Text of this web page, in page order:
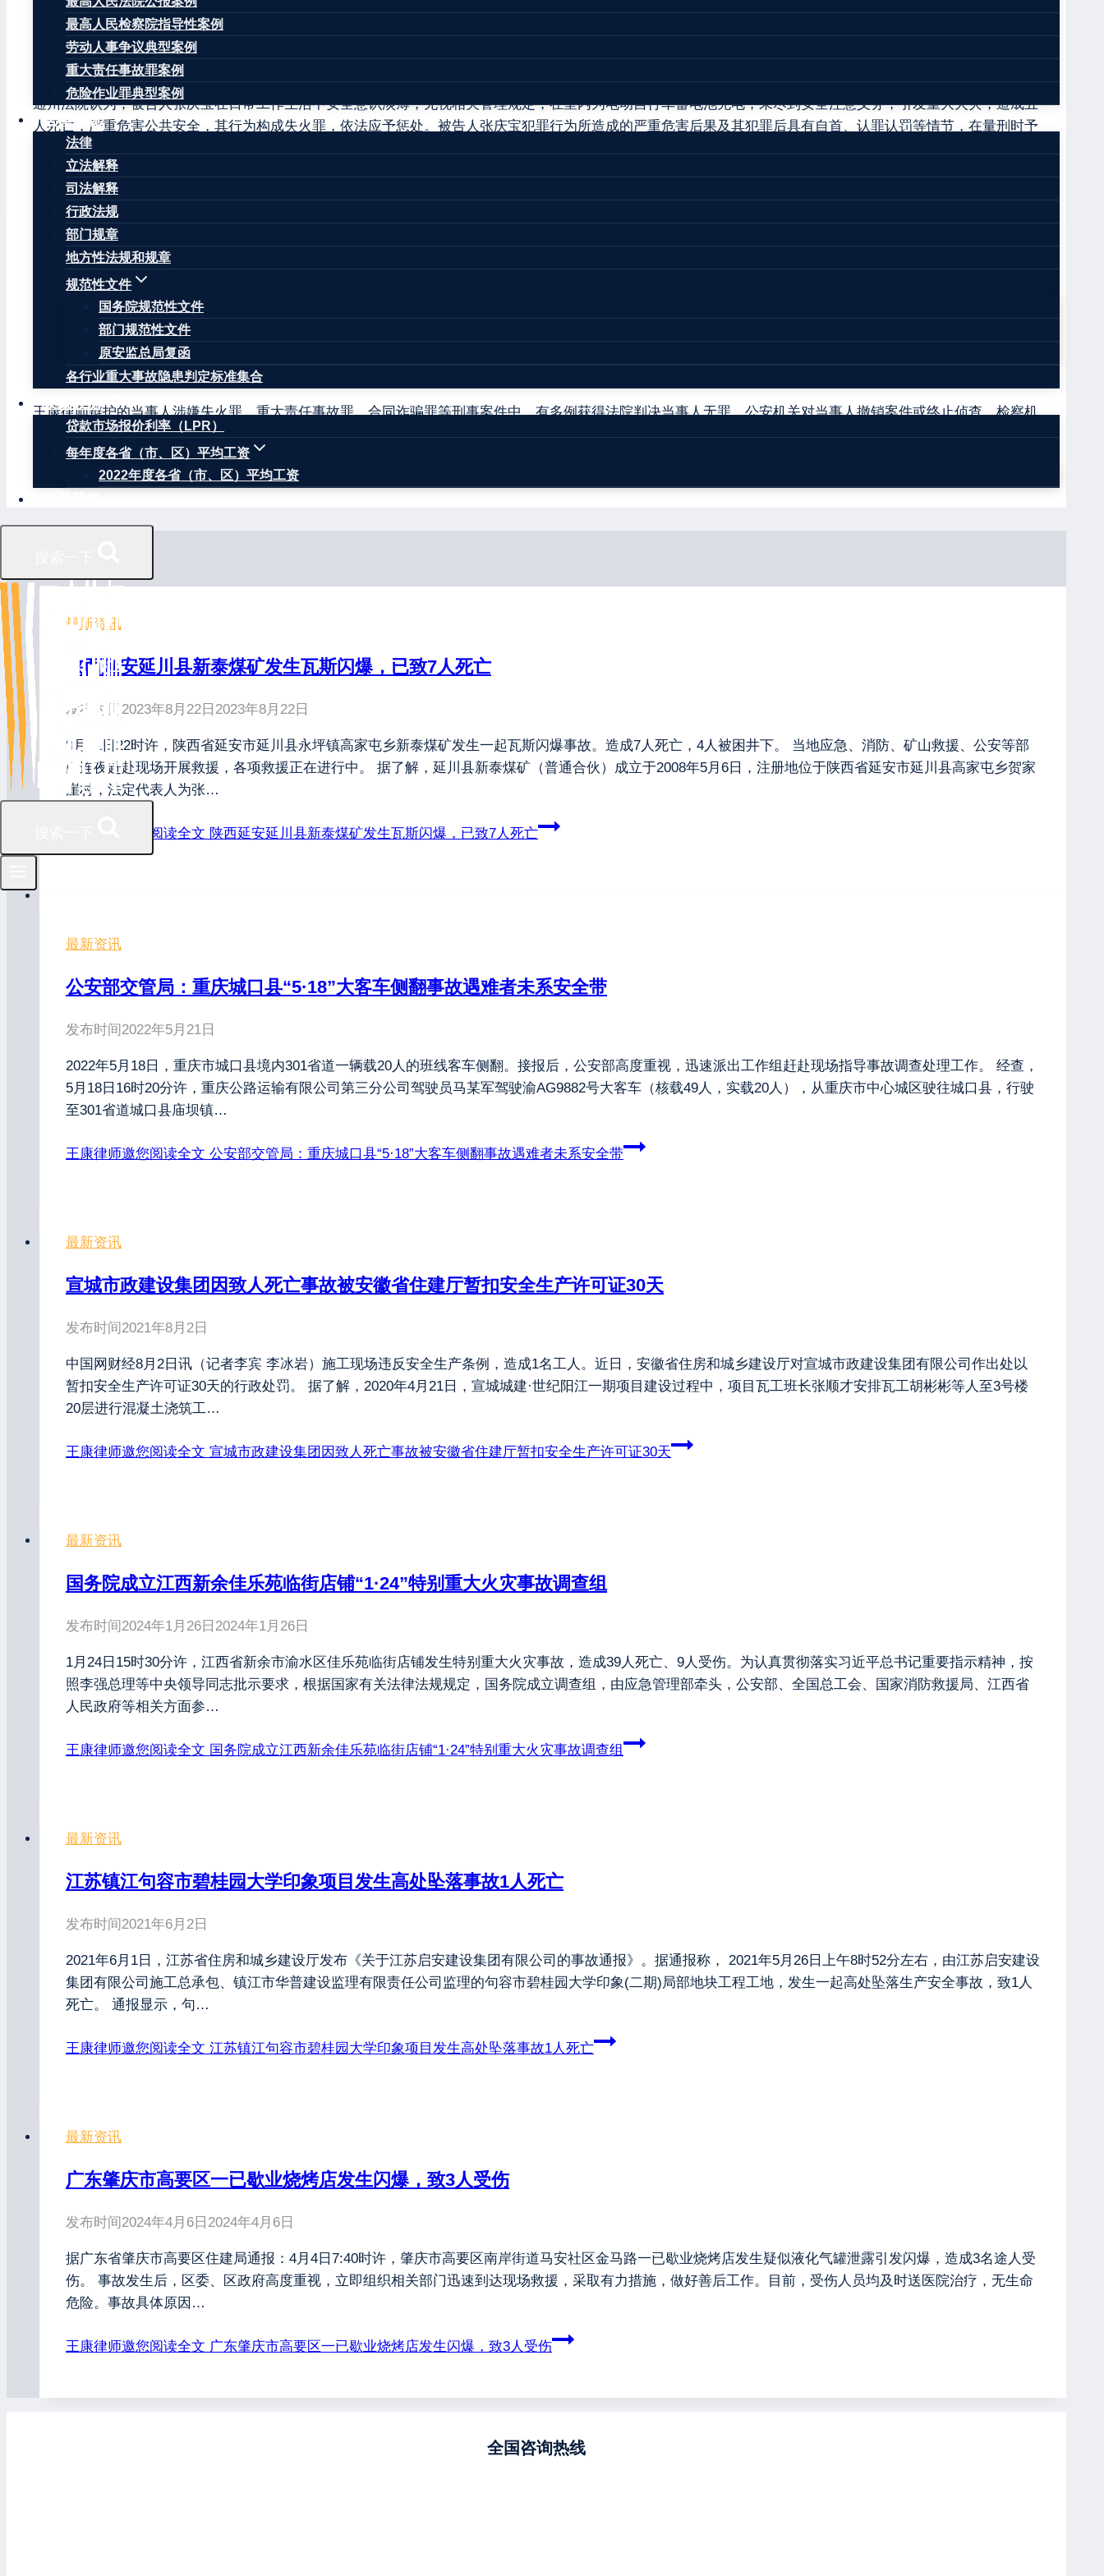
最高人民检察院指导性案例
劳动人事争议典型案例
重大责任事故罪案例
危险作业罪典型案例
法律法规
法律
立法解释
司法解释
行政法规
部门规章
地方性法规和规章
规范性文件
国务院规范性文件
部门规范性文件
原安监总局复函
各行业重大事故隐患判定标准集合
权威数据
贷款市场报价利率（LPR）
每年度各省（市、区）平均工资
2022年度各省（市、区）平均工资
通州法院经审理查明：被告人张庆宝自2021年7月开始租住在北京市通州区某小区，多次在室内直接或以“飞线”的方式给其电动自行车蓄电池充电。同年9月20日0时
30分许，被告人张庆宝在屋内南侧阳台再次给蓄电池充电，3时许，蓄电池发生爆炸引发火灾，致使居住在被告人张庆宝楼上的李某某等5人被烧死或一氧化碳中毒死
亡，楼道、外墙和室内安装装饰火灾损失人民币98174元。被告人张庆宝在灭火未果后报警，后在现场被民警传唤至公安机关接受审查。
通州法院认为，被告人张庆宝在日常工作生活中安全意识淡薄，无视相关管理规定，在室内为电动自行车蓄电池充电，未尽到安全注意义务，引发重大火灾，造成五
人死亡，严重危害公共安全，其行为构成失火罪，依法应予惩处。被告人张庆宝犯罪行为所造成的严重危害后果及其犯罪后具有自首、认罪认罚等情节，在量刑时予
以综合考虑。根据被告人张庆宝犯罪的事实、性质、情节及对于社会的危害程度等，遂作出上述判决。
文章标签：#北京市
王康律师
王康律师，注册安全工程师，北京华让律师事务所安全生产和消防安全专业委员会主任，曾任江苏省扬州市宝应县原安监局公务员、原《中国安全生产报》记者。
因曾在安监局负责安全生产监督管理、生产安全事故调查和处理、安全生产行政执法等工作，王康律师十分熟悉生产安全事故调查处理程序和存在的问题，善于对因
生产安全事故引发的民事赔偿、行政处罚和刑事追责提供专业法律服务和有效应对方案。
王康律师辩护的当事人涉嫌失火罪、重大责任事故罪、合同诈骗罪等刑事案件中，有多例获得法院判决当事人无罪、公安机关对当事人撤销案件或终止侦查、检察机
关不批准逮捕当事人等结果；王康律师代理的因生产安全事故行政处罚引发的行政诉讼案件中，有多例获法院判决确认行政处罚决定违法、撤销行政处罚决定的结
果；王康律师代理的民商事诉讼与仲裁案件中，有多例取得全面胜诉、再审改判等好结果。
最新资讯
陕西延安延川县新泰煤矿发生瓦斯闪爆，已致7人死亡
发布时间 2023年8月22日 2023年8月22日
8月21日22时许，陕西省延安市延川县永坪镇高家屯乡新泰煤矿发生一起瓦斯闪爆事故。造成7人死亡，4人被困井下。 当地应急、消防、矿山救援、公安等部
门连夜赶赴现场开展救援，各项救援正在进行中。 据了解，延川县新泰煤矿（普通合伙）成立于2008年5月6日，注册地位于陕西省延安市延川县高家屯乡贺家
崖村，法定代表人为张…
王康律师邀您阅读全文 陕西延安延川县新泰煤矿发生瓦斯闪爆，已致7人死亡
最新资讯
公安部交管局：重庆城口县“5·18”大客车侧翻事故遇难者未系安全带
发布时间 2022年5月21日
2022年5月18日，重庆市城口县境内301省道一辆载20人的班线客车侧翻。接报后，公安部高度重视，迅速派出工作组赶赴现场指导事故调查处理工作。 经查，
5月18日16时20分许，重庆公路运输有限公司第三分公司驾驶员马某军驾驶渝AG9882号大客车（核载49人，实载20人），从重庆市中心城区驶往城口县，行驶
至301省道城口县庙坝镇…
王康律师邀您阅读全文 公安部交管局：重庆城口县“5·18”大客车侧翻事故遇难者未系安全带
最新资讯
宣城市政建设集团因致人死亡事故被安徽省住建厅暂扣安全生产许可证30天
发布时间 2021年8月2日
中国网财经8月2日讯（记者李宾 李冰岩）施工现场违反安全生产条例，造成1名工人。近日，安徽省住房和城乡建设厅对宣城市政建设集团有限公司作出处以
暂扣安全生产许可证30天的行政处罚。 据了解，2020年4月21日，宣城城建·世纪阳江一期项目建设过程中，项目瓦工班长张顺才安排瓦工胡彬彬等人至3号楼
20层进行混凝土浇筑工…
王康律师邀您阅读全文 宣城市政建设集团因致人死亡事故被安徽省住建厅暂扣安全生产许可证30天
最新资讯
国务院成立江西新余佳乐苑临街店铺“1·24”特别重大火灾事故调查组
发布时间 2024年1月26日 2024年1月26日
1月24日15时30分许，江西省新余市渝水区佳乐苑临街店铺发生特别重大火灾事故，造成39人死亡、9人受伤。为认真贯彻落实习近平总书记重要指示精神，按
照李强总理等中央领导同志批示要求，根据国家有关法律法规规定，国务院成立调查组，由应急管理部牵头，公安部、全国总工会、国家消防救援局、江西省
人民政府等相关方面参…
王康律师邀您阅读全文 国务院成立江西新余佳乐苑临街店铺“1·24”特别重大火灾事故调查组
最新资讯
江苏镇江句容市碧桂园大学印象项目发生高处坠落事故1人死亡
发布时间 2021年6月2日
2021年6月1日，江苏省住房和城乡建设厅发布《关于江苏启安建设集团有限公司的事故通报》。据通报称， 2021年5月26日上午8时52分左右，由江苏启安建设
集团有限公司施工总承包、镇江市华普建设监理有限责任公司监理的句容市碧桂园大学印象(二期)局部地块工程工地，发生一起高处坠落生产安全事故，致1人
死亡。 通报显示，句…
王康律师邀您阅读全文 江苏镇江句容市碧桂园大学印象项目发生高处坠落事故1人死亡
最新资讯
广东肇庆市高要区一已歇业烧烤店发生闪爆，致3人受伤
发布时间 2024年4月6日 2024年4月6日
据广东省肇庆市高要区住建局通报：4月4日7:40时许，肇庆市高要区南岸街道马安社区金马路一已歇业烧烤店发生疑似液化气罐泄露引发闪爆，造成3名途人受
伤。 事故发生后，区委、区政府高度重视，立即组织相关部门迅速到达现场救援，采取有力措施，做好善后工作。目前，受伤人员均及时送医院治疗，无生命
危险。事故具体原因…
王康律师邀您阅读全文 广东肇庆市高要区一已歇业烧烤店发生闪爆，致3人受伤
全国咨询热线